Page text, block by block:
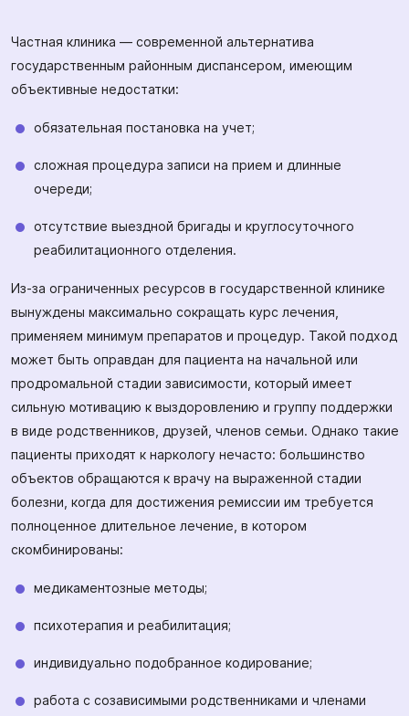
Частная клиника — современной альтернатива
государственным районным диспансером, имеющим
объективные недостатки:
обязательная постановка на учет;
сложная процедура записи на прием и длинные
очереди;
отсутствие выездной бригады и круглосуточного
реабилитационного отделения.
Из-за ограниченных ресурсов в государственной клинике
вынуждены максимально сокращать курс лечения,
применяем минимум препаратов и процедур. Такой подход
может быть оправдан для пациента на начальной или
продромальной стадии зависимости, который имеет
сильную мотивацию к выздоровлению и группу поддержки
в виде родственников, друзей, членов семьи. Однако такие
пациенты приходят к наркологу нечасто: большинство
объектов обращаются к врачу на выраженной стадии
болезни, когда для достижения ремиссии им требуется
полноценное длительное лечение, в котором
скомбинированы:
медикаментозные методы;
психотерапия и реабилитация;
индивидуально подобранное кодирование;
работа с созависимыми родственниками и членами